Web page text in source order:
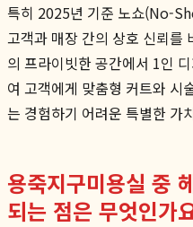
특히 2025년 기준 노쇼(No-
고객과 매장 간의 상호 신뢰를
의 프라이빗한 공간에서 1인
여 고객에게 맞춤형 커트와 시
는 경험하기 어려운 특별한 가
용죽지구미용실 중
되는 점은 무엇인가